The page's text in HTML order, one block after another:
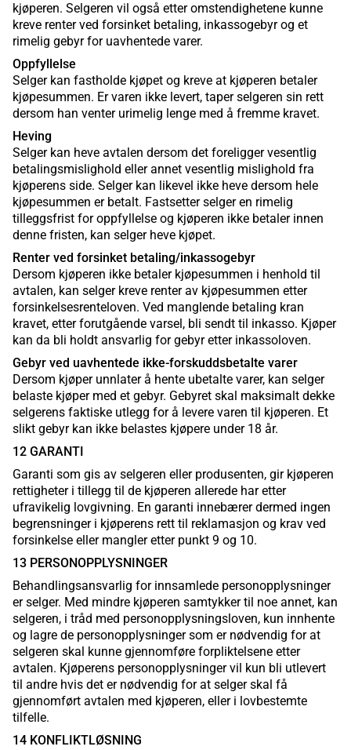
kjøperen. Selgeren vil også etter omstendighetene kunne
kreve renter ved forsinket betaling, inkassogebyr og et
rimelig gebyr for uavhentede varer.
Oppfyllelse
Selger kan fastholde kjøpet og kreve at kjøperen betaler
kjøpesummen. Er varen ikke levert, taper selgeren sin rett
dersom han venter urimelig lenge med å fremme kravet.
Heving
Selger kan heve avtalen dersom det foreligger vesentlig
betalingsmislighold eller annet vesentlig mislighold fra
kjøperens side. Selger kan likevel ikke heve dersom hele
kjøpesummen er betalt. Fastsetter selger en rimelig
tilleggsfrist for oppfyllelse og kjøperen ikke betaler innen
denne fristen, kan selger heve kjøpet.
Renter ved forsinket betaling/inkassogebyr
Dersom kjøperen ikke betaler kjøpesummen i henhold til
avtalen, kan selger kreve renter av kjøpesummen etter
forsinkelsesrenteloven. Ved manglende betaling kran
kravet, etter forutgående varsel, bli sendt til inkasso. Kjøper
kan da bli holdt ansvarlig for gebyr etter inkassoloven.
Gebyr ved uavhentede ikke-forskuddsbetalte varer
Dersom kjøper unnlater å hente ubetalte varer, kan selger
belaste kjøper med et gebyr. Gebyret skal maksimalt dekke
selgerens faktiske utlegg for å levere varen til kjøperen. Et
slikt gebyr kan ikke belastes kjøpere under 18 år.
12 GARANTI
Garanti som gis av selgeren eller produsenten, gir kjøperen
rettigheter i tillegg til de kjøperen allerede har etter
ufravikelig lovgivning. En garanti innebærer dermed ingen
begrensninger i kjøperens rett til reklamasjon og krav ved
forsinkelse eller mangler etter punkt 9 og 10.
13 PERSONOPPLYSNINGER
Behandlingsansvarlig for innsamlede personopplysninger
er selger. Med mindre kjøperen samtykker til noe annet, kan
selgeren, i tråd med personopplysningsloven, kun innhente
og lagre de personopplysninger som er nødvendig for at
selgeren skal kunne gjennomføre forpliktelsene etter
avtalen. Kjøperens personopplysninger vil kun bli utlevert
til andre hvis det er nødvendig for at selger skal få
gjennomført avtalen med kjøperen, eller i lovbestemte
tilfelle.
14 KONFLIKTLØSNING